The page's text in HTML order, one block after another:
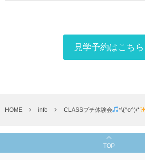
見学予約はこちら
HOME info CLASSプチ体験会 *\(^o^)/*
TOP